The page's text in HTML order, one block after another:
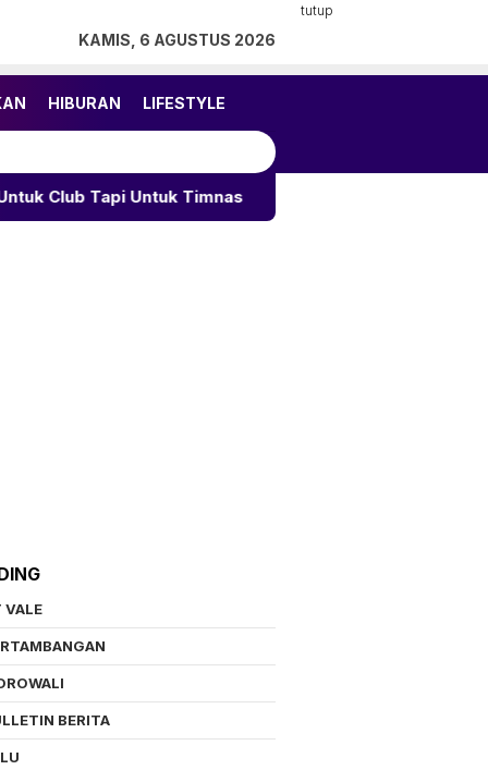
tutup
KAMIS, 6 AGUSTUS 2026
HIBURAN LIFESTYLE
Timnas Arsenal Rampungkan Tes Medis
VALE
BERITA